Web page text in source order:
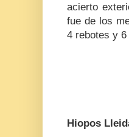
acierto
fue de los
4 rebotes y
Hiopos